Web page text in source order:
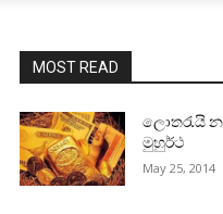
MOST READ
ලොතරැයි
මුහුර්ථ
May 25, 2014